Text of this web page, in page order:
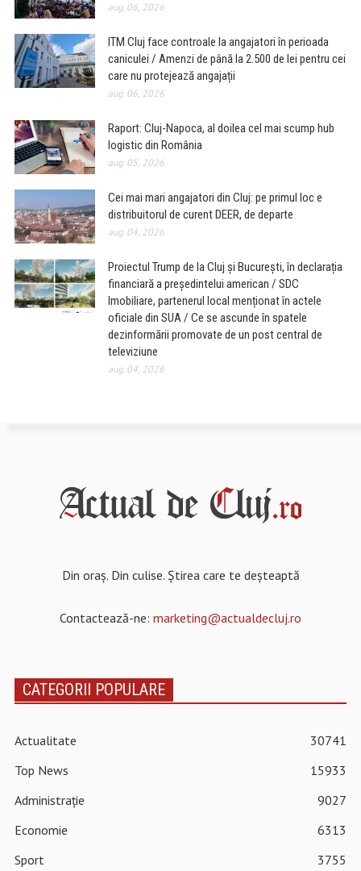
aug. 06, 2026
ITM Cluj face controale la angajatori în perioada
caniculei / Amenzi de până la 2.500 de lei pentru cei
care nu protejează angajații
aug. 06, 2026
Raport: Cluj-Napoca, al doilea cel mai scump hub
logistic din România
aug. 05, 2026
Cei mai mari angajatori din Cluj: pe primul loc e
distribuitorul de curent DEER, de departe
aug. 04, 2026
Proiectul Trump de la Cluj și București, în declarația
financiară a președintelui american / SDC
Imobiliare, partenerul local menționat în actele
oficiale din SUA / Ce se ascunde în spatele
dezinformării promovate de un post central de
televiziune
aug. 04, 2026
Din oraș. Din culise. Știrea care te deșteaptă
Contactează-ne: marketing@actualdecluj.ro
CATEGORII POPULARE
Actualitate
30741
Top News
15933
Administrație
9027
Economie
6313
Sport
3755